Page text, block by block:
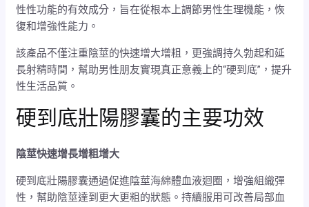
性性功能的有效成分，旨在從根本上調節男性生理機能，恢
復和增強性能力。
該產品不僅注重陰莖的快速增大增粗，更強調持久勃起和延
長射精時間，幫助男性朋友實現真正意義上的“硬到底”，提升
性生活品質。
硬到底壯陽膠囊的主要功效
陰莖快速增長增粗增大
硬到底壯陽膠囊通過促進陰莖海綿體血液迴圈，增強組織彈
性，幫助陰莖達到更大更粗的狀態。持續服用可改善局部血